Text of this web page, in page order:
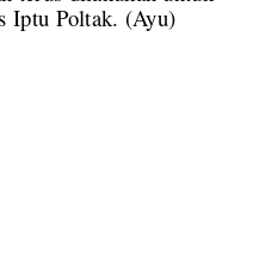
Iptu Poltak. (Ayu)